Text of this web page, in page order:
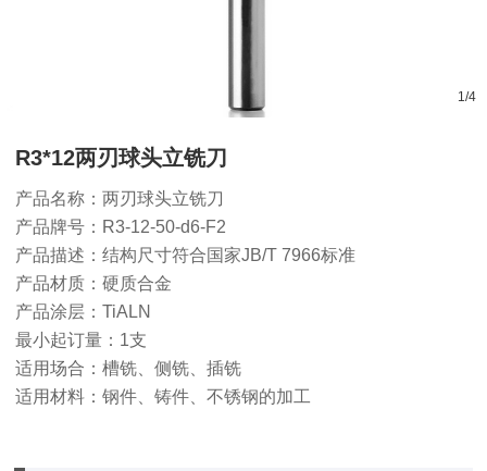
1 /4
R3*12两刃球头立铣刀
产品名称：两刃球头立铣刀
产品牌号：R3-12-50-d6-F2
产品描述：结构尺寸符合国家JB/T 7966标准
产品材质：硬质合金
产品涂层：TiALN
最小起订量：1支
适用场合：槽铣、侧铣、插铣
适用材料：钢件、铸件、不锈钢的加工